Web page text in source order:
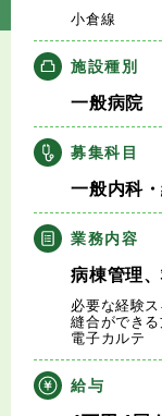
サービスの流れ
キャリアアド
医師の求人・転
知りたい・聞
転職成功事例
医師の転職マ
データで見る医
小倉線
施設種別
一般病院
募集科目
一般内科
業務内容
病棟管理
必要な経験
縫合ができる
電子カルテ
給与